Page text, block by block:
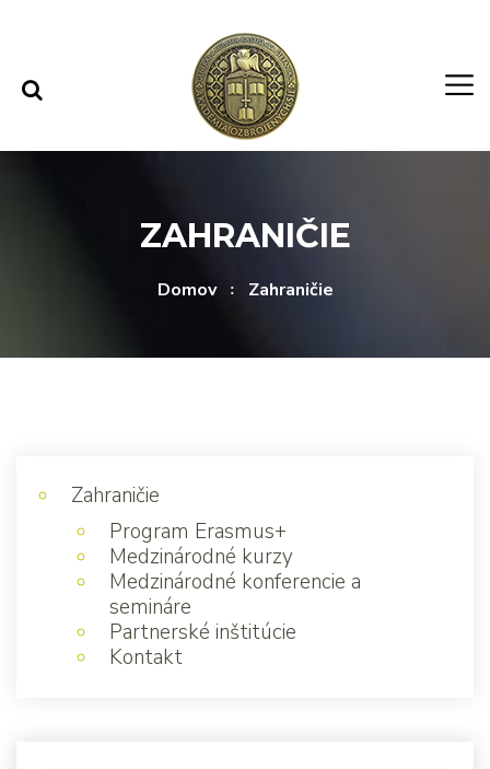
ZAHRANIČIE
Domov Zahraničie
Zahraničie
Program Erasmus+
Medzinárodné kurzy
Medzinárodné konferencie a
semináre
Partnerské inštitúcie
Kontakt